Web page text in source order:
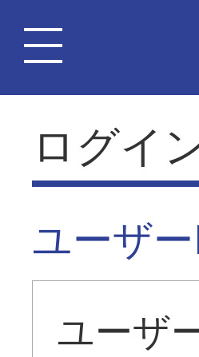
ログイ
ユーザ
ユーザ